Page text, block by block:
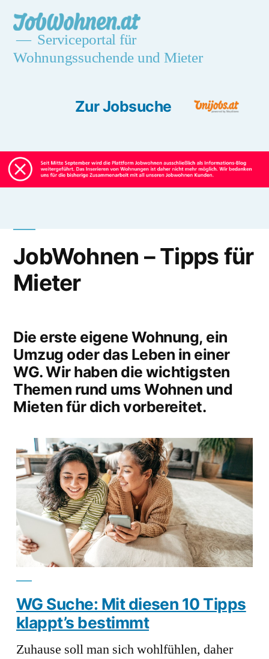
Skip
content
jobwohnen.at
Serviceportal für
Wohnungssuchende und Mieter
Zur Jobsuche Unijobs.at
JobWohnen – Tipps für
Mieter
Die erste eigene Wohnung, ein
Umzug oder das Leben in einer
WG. Wir haben die wichtigsten
Themen rund ums Wohnen und
Mieten für dich vorbereitet.
WG Suche: Mit diesen 10 Tipps
klappt’s bestimmt
Zuhause soll man sich wohlfühlen, daher